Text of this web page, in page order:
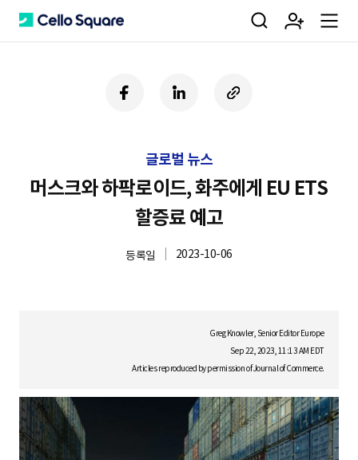
C
q
검 회 m
페
이
크
U
R
하
기
글로벌 뉴스
머스크와 하팍로이드, 화주에게 EU ETS
할증료 예고
등록일 2023-10-06
Greg Knowler, Senior Editor Europe
Sep 22, 2023, 11:13 AM EDT
Articles reproduced by permission of Journal of Commerce.